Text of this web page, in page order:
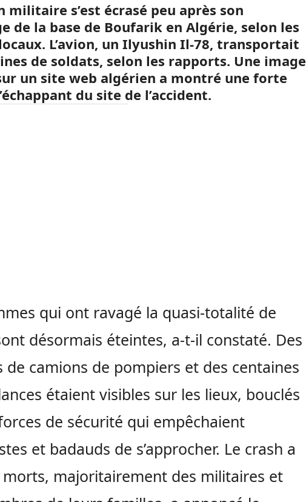
militaire s’est écrasé peu après son
de la base de Boufarik en Algérie, selon les
L’avion, un Ilyushin Il-78, transportait
de soldats, selon les rapports. Une image
un site web algérien a montré une forte
du site de l’accident.
qui ont ravagé la quasi-totalité de
désormais éteintes, a-t-il constaté. Des
de camions de pompiers et des centaines
étaient visibles sur les lieux, bouclés
de sécurité qui empêchaient
et badauds de s’approcher. Le crash a
majoritairement des militaires et